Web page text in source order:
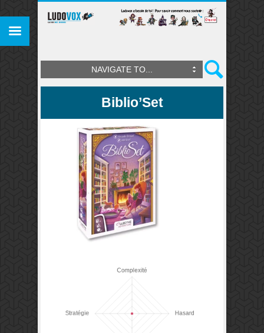
NAVIGATE TO...
Biblio’Set